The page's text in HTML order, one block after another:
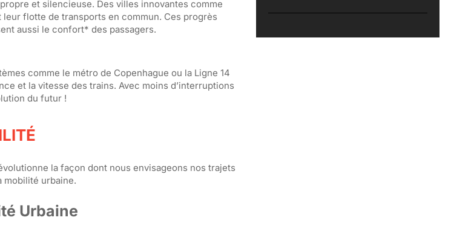
et silencieuse. Des villes innovantes comme
flotte de transports en commun. Ces progrès
aussi le confort* des passagers.
comme le métro de Copenhague ou la Ligne 14
et la vitesse des trains. Avec moins d’interruptions
du futur !
la façon dont nous envisageons nos trajets
mobilité urbaine.
Urbaine